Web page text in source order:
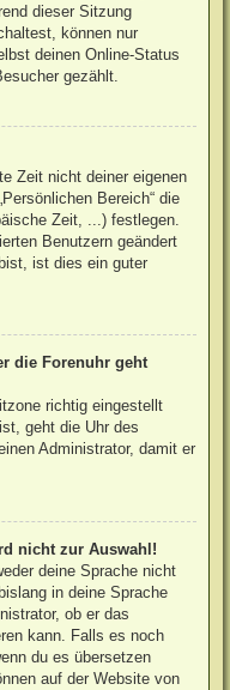
dieser Sitzung
können nur
deinen Online-Status
gezählt.
Zeit nicht deiner eigenen
Bereich“ die
Zeit, ...) festlegen.
Benutzern geändert
ist dies ein guter
die Forenuhr geht
richtig eingestellt
geht die Uhr des
Administrator, damit er
nicht zur Auswahl!
deine Sprache nicht
in deine Sprache
ob er das
kann. Falls es noch
du es übersetzen
auf der Website von